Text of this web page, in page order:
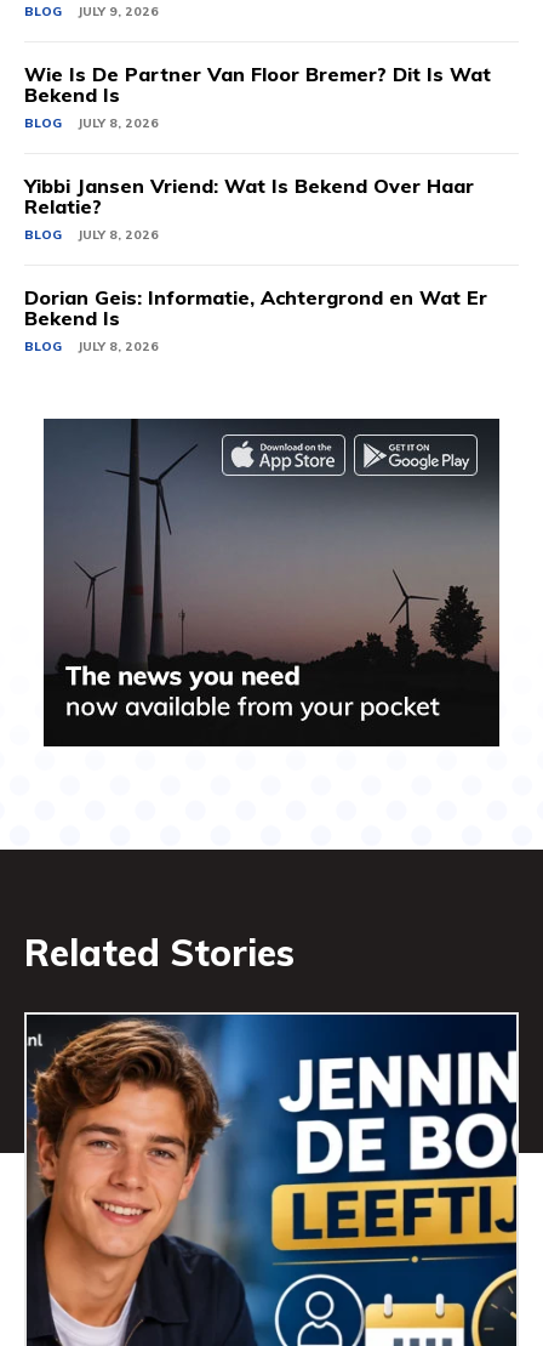
BLOG JULY 9, 2026
Wie Is De Partner Van Floor Bremer? Dit Is Wat
Bekend Is
BLOG JULY 8, 2026
Yibbi Jansen Vriend: Wat Is Bekend Over Haar
Relatie?
BLOG JULY 8, 2026
Dorian Geis: Informatie, Achtergrond en Wat Er
Bekend Is
BLOG JULY 8, 2026
Related Stories